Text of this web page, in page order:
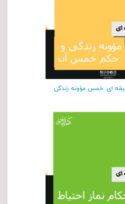
ای: خمس مؤونه زندگی